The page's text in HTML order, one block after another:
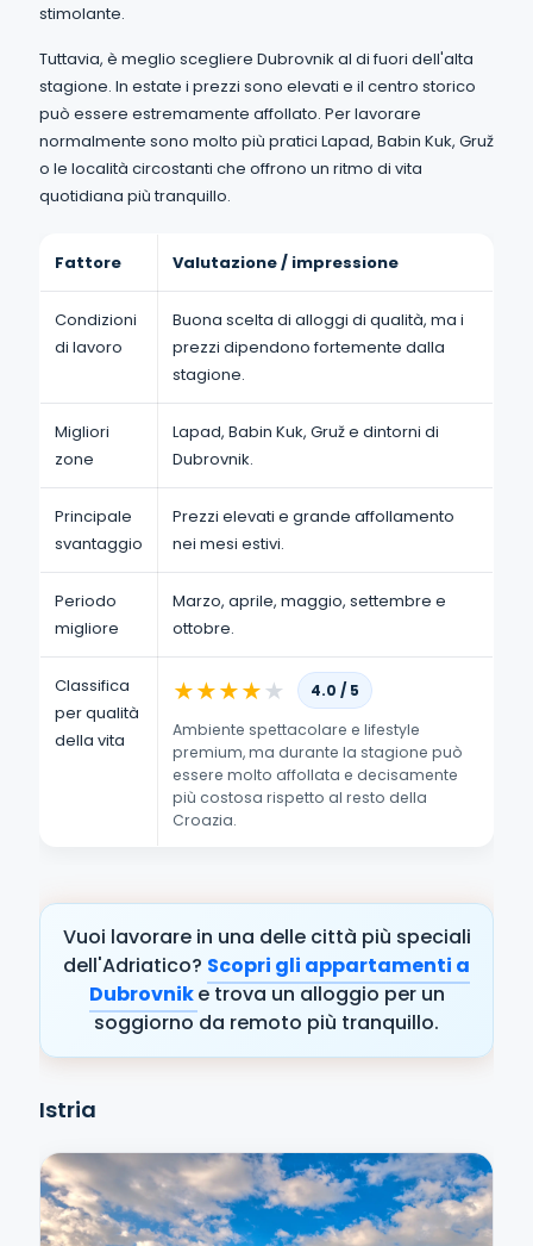
stimolante.
Tuttavia, è meglio scegliere Dubrovnik al di fuori dell'alta
stagione. In estate i prezzi sono elevati e il centro storico
può essere estremamente affollato. Per lavorare
normalmente sono molto più pratici Lapad, Babin Kuk, Gruž
o le località circostanti che offrono un ritmo di vita
quotidiana più tranquillo.
Fattore Valutazione / impressione
Condizioni
di lavoro
Buona scelta di alloggi di qualità, ma i
prezzi dipendono fortemente dalla
stagione.
Migliori
zone
Lapad, Babin Kuk, Gruž e dintorni di
Dubrovnik.
Principale
svantaggio
Prezzi elevati e grande affollamento
nei mesi estivi.
Periodo
migliore
Marzo, aprile, maggio, settembre e
ottobre.
Classifica
per qualità
della vita
★★★★★
4.0 / 5
Ambiente spettacolare e lifestyle
premium, ma durante la stagione può
essere molto affollata e decisamente
più costosa rispetto al resto della
Croazia.
Vuoi lavorare in una delle città più speciali
dell'Adriatico? Scopri gli appartamenti a
Dubrovnike trova un alloggio per un
soggiorno da remoto più tranquillo.
Istria